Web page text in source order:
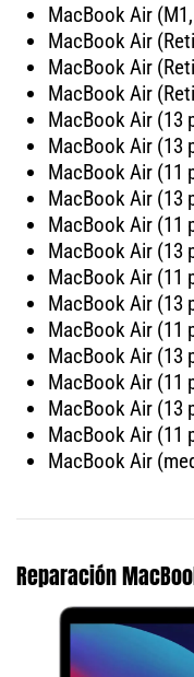
MacBook Air
MacBook Air
MacBook Air
MacBook Air
MacBook Air (13
MacBook Air (13
MacBook Air (11
MacBook Air (13
MacBook Air (11
MacBook Air (13
MacBook Air (11
MacBook Air (13
MacBook Air (11
MacBook Air (13
MacBook Air (11
MacBook Air (13
MacBook Air (11
MacBook Air
Reparación